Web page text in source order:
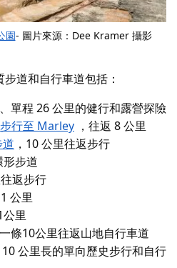
園- 圖片來源：Dee Kramer 攝影
道和自行車道包括：
單程 26 公里的健行和露營探險
行至 Marley ，往返 8 公里
，10 公里往返步行
形步道
返步行
公里
公里
一條10公里往返山地自行車道
公里長的單向歷史步行和自行